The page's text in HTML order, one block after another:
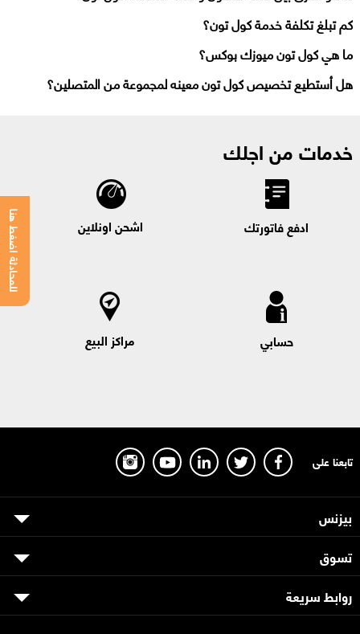
كم تبلغ تكلفة خدمة كول تون؟
ما هي كول تون ميوزك بوكس؟
هل أستطيع تخصيص كول تون معينه لمجموعة من المتصلين؟
خدمات من اجلك
ادفع فاتورتك اشحن اونلاين
حسابي مراكز البيع
للمحادثة اضغط هنا
تابعنا على
بيزنس
تسوق
روابط سريعة